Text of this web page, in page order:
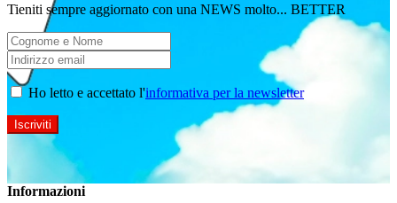
Tieniti sempre aggiornato con una NEWS molto... BETTER
Ho letto e accettato l'informativa per la newsletter
Informazioni